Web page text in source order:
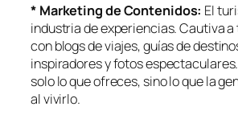
* Marketing de Contenidos: El
industria de experiencias. Cautiva
con blogs de viajes, guías de
inspiradores y fotos
solo lo que ofreces, sino lo que la
al vivirlo.